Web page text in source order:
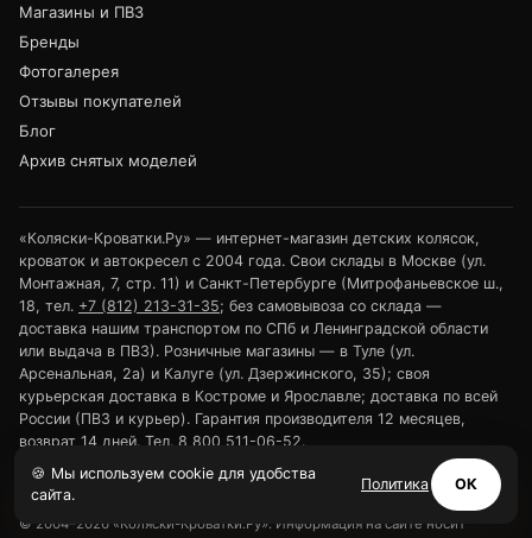
Магазины и ПВЗ
Бренды
Фотогалерея
Отзывы покупателей
Блог
Архив снятых моделей
«Коляски-Кроватки.Ру» — интернет-магазин детских колясок,
кроваток и автокресел с 2004 года. Свои склады в Москве (ул.
Монтажная, 7, стр. 11) и Санкт-Петербурге (Митрофаньевское ш.,
18, тел. +7 (812) 213-31-35; без самовывоза со склада —
доставка нашим транспортом по СПб и Ленинградской области
или выдача в ПВЗ). Розничные магазины — в Туле (ул.
Арсенальная, 2а) и Калуге (ул. Дзержинского, 35); своя
курьерская доставка в Костроме и Ярославле; доставка по всей
России (ПВЗ и курьер). Гарантия производителя 12 месяцев,
возврат 14 дней. Тел. 8 800 511-06-52.
ИП Чернега Владимир Николаевич · ОГРНИП 319774600445032 · ИНН
773008827602 · 119121, Москва, ул. Монтажная, 7
© 2004–2026 «Коляски-Кроватки.Ру». Информация на сайте носит
🍪 Мы используем cookie для удобства
сайта.
Политика ОК